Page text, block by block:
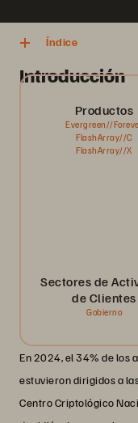
Índice
Introducción
Productos
Evergreen//
FlashArray//C
FlashArray//X
Sectores de
de Clientes
Gobierno
En 2024, el 34% de los
estuvieron dirigidos a
Centro Criptológico